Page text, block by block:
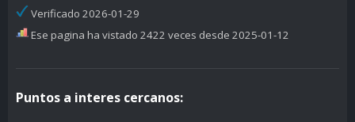
Verificado 2026-01-29
Ese pagina ha vistado 2422 veces desde 2025-01-12
Puntos a interes cercanos: